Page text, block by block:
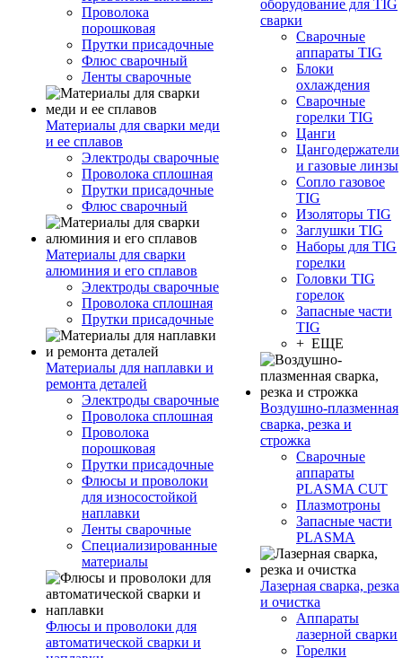
Проволока
порошковая
Прутки присадочные
Флюс сварочный
Ленты сварочные
Материалы для сварки меди
и ее сплавов
Электроды сварочные
Проволока сплошная
Прутки присадочные
Флюс сварочный
Материалы для сварки
алюминия и его сплавов
Электроды сварочные
Проволока сплошная
Прутки присадочные
Материалы для наплавки и
ремонта деталей
Электроды сварочные
Проволока сплошная
Проволока
порошковая
Прутки присадочные
Флюсы и проволоки
для износостойкой
наплавки
Ленты сварочные
Специализированные
материалы
Флюсы и проволоки для
автоматической сварки и
оборудование для TIG
сварки
Сварочные
аппараты TIG
Блоки
охлаждения
Сварочные
горелки TIG
Цанги
Цангодержатели
и газовые линзы
Сопло газовое
TIG
Изоляторы TIG
Заглушки TIG
Наборы для TIG
горелки
Головки TIG
горелок
Запасные части
TIG
+ ЕЩЕ
Воздушно-плазменная
сварка, резка и
строжка
Сварочные
аппараты
PLASMA CUT
Плазмотроны
Запасные части
PLASMA
Лазерная сварка, резка
и очистка
Аппараты
лазерной сварки
Горелки